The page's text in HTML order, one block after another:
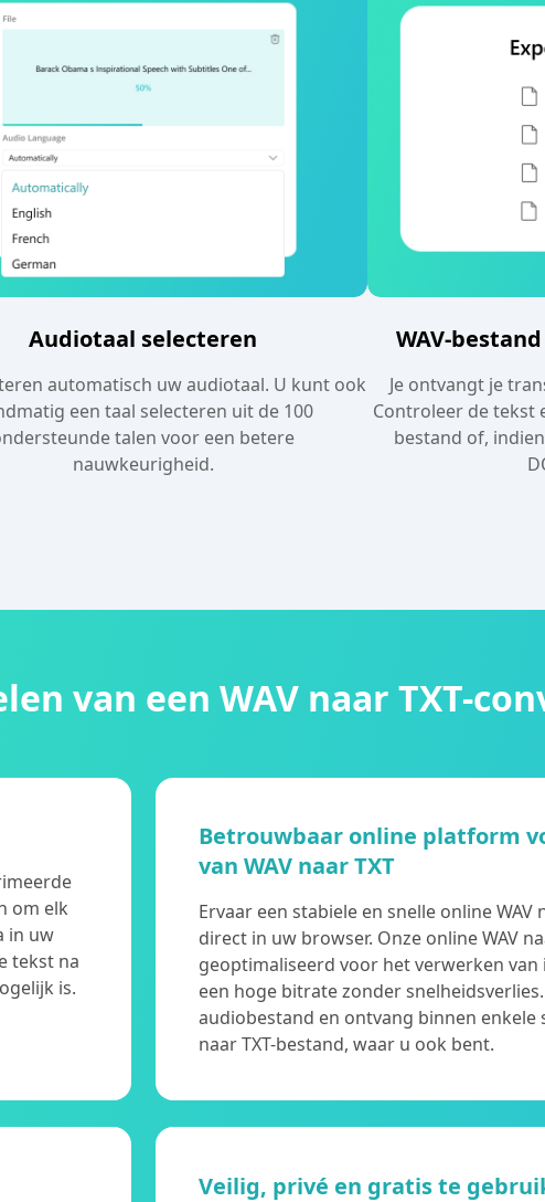
Audiotaal selecteren
automatisch uw audiotaal. U kunt ook
een taal selecteren uit de 100
talen voor een betere
nauwkeurigheid.
WAV-
Je ontvangt je
Controleer de tekst
bestand of,
van een WAV naar TXT-
om elk
in uw
tekst na
is.
Betrouwbaar online platform
van WAV naar TXT
Ervaar een stabiele en snelle online WAV
direct in uw browser. Onze online WAV
geoptimaliseerd voor het verwerken
een hoge bitrate zonder
audiobestand en ontvang binnen enkele
naar TXT-bestand, waar u ook bent.
Veilig, privé en gratis te